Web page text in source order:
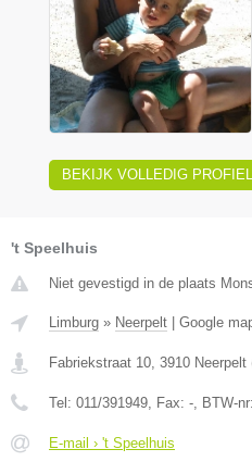
BEKIJK VOLLEDIG PROFIEL
't Speelhuis
Niet gevestigd in de plaats
Limburg » Neerpelt Google
Fabriekstraat 10, 3910 Neerpelt
Tel: 011/391949, Fax: -, BTW-nr:
E-mail › 't Speelhuis